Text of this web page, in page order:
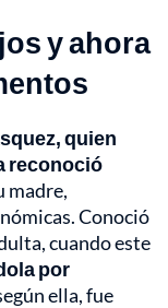
y ahora
quien
reconoció
madre,
Conoció
cuando este
por
ella, fue